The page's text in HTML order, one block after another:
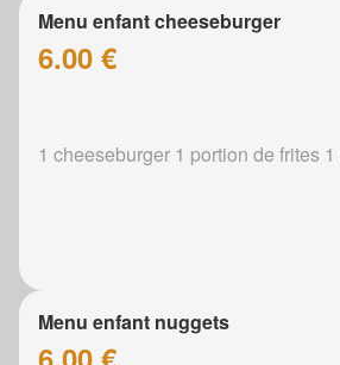
Menu enfant cheeseburger
6.00 €
1 cheeseburger 1 portion de frites
Menu enfant nuggets